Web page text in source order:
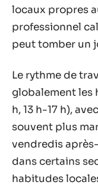
locaux propres
professionnel
peut tomber un
Le rythme de
globalement les
h, 13 h-17 h),
souvent plus
vendredis
dans certains
habitudes